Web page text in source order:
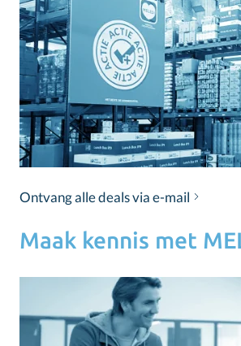
Ontvang alle deals via e-mail
Maak kennis met